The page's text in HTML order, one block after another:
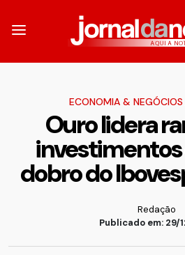
ECONOMIA & NEGÓCIOS
Ouro lidera
investimentos
dobro do
Redação
Publicado em: 29/